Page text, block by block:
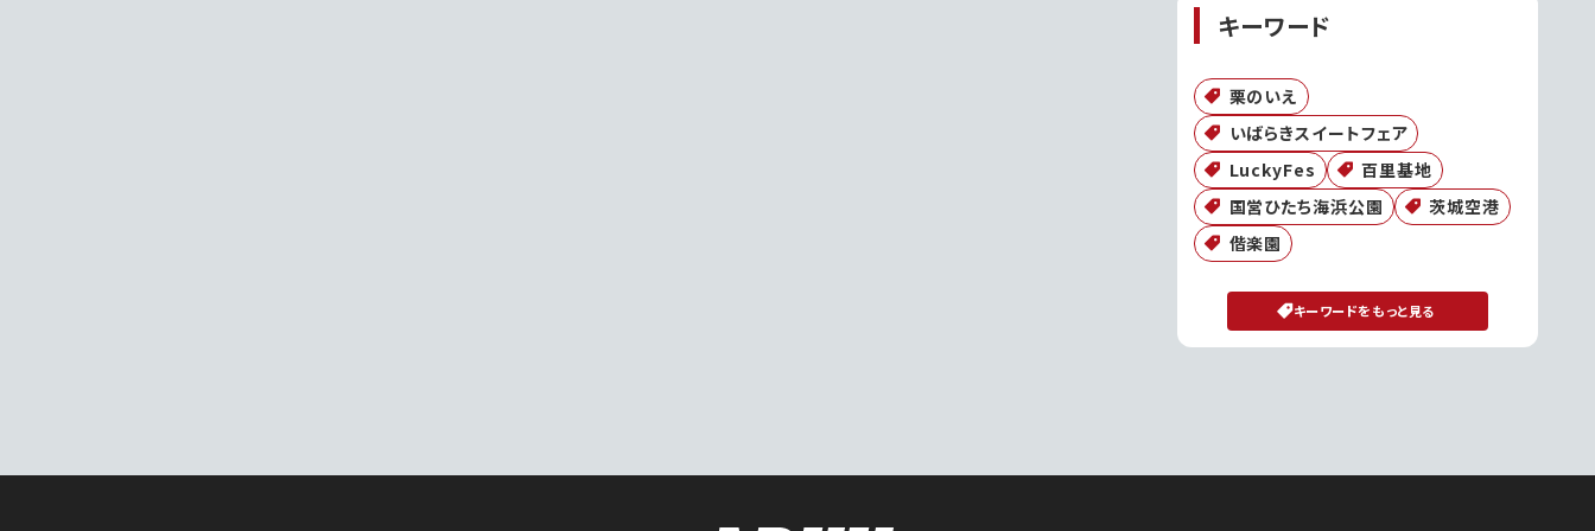
キーワード
栗のいえ
いばらきスイートフェア
LuckyFes
百里基地
国営ひたち海浜公園
茨城空港
偕楽園
キーワードをもっと見る